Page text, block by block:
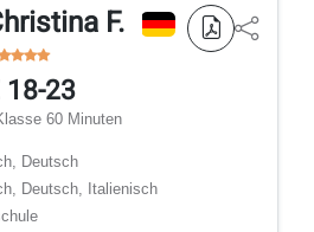
F.
18-23
60 Minuten
Deutsch
Deutsch, Italienisch